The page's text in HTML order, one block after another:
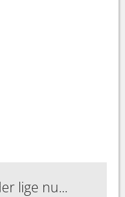
lige nu...